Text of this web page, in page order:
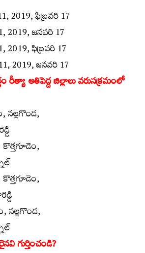
2019, ఫిబ్రవరి 17
2019, జనవరి 17
2019, ఫిబ్రవరి 17
2019, జనవరి 17
రీత్యా అతిపెద్ద జిల్లాలు వరుసక్రమంలో
నల్లగొండ,
నల్లగొండ,
గుర్తించండి?